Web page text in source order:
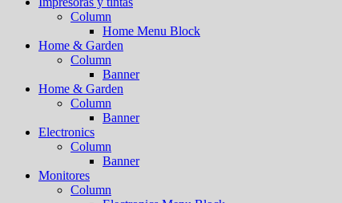
Column
Home Menu Block
Home & Garden
Column
Banner
Home & Garden
Column
Banner
Electronics
Column
Banner
Monitores
Column